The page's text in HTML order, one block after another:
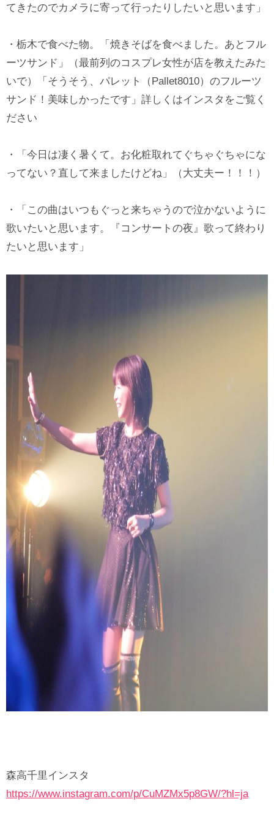
てきたのでカメラに寄って行ったりしたいと思います」
・栃木で食べた物。「焼きそばを食べました。あとフル
ーツサンド」（最前列のコスプレ女性が店を教えたみた
いで）「そうそう、パレット（Pallet8010）のフルーツ
サンド！美味しかったです」詳しくはインスタをご覧く
ださい
・「今日は凄く暑くて。お化粧取れてぐちゃぐちゃにな
ってない？直して来ましたけどね」（大丈夫ー！！！）
・「この曲はいつもぐっと来ちゃうので泣かないように
歌いたいと思います。『コンサートの夜』歌って終わり
たいと思います」
森高千里インスタ
https://www.instagram.com/p/CuMZMx5p8GW/?hl=ja